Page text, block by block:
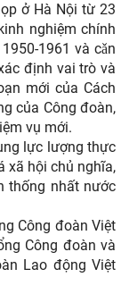
ở Hà Nội từ 23
nghiệm chính
1961 và cǎn
định vai trò và
mới của Cách
của Công đoàn,
vụ mới.
lực lượng thực
xã hội chủ nghĩa,
thống nhất nước
Công đoàn Việt
Công đoàn và
Lao động Việt